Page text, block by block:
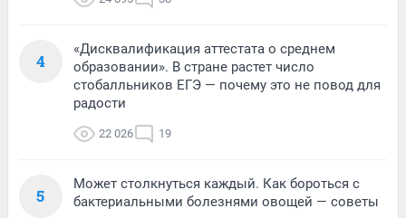
4
«Дисквалификация аттестата о среднем
образовании». В стране растет число
стобалльников ЕГЭ — почему это не повод для
радости
22 026 19
5
Может столкнуться каждый. Как бороться с
бактериальными болезнями овощей — советы